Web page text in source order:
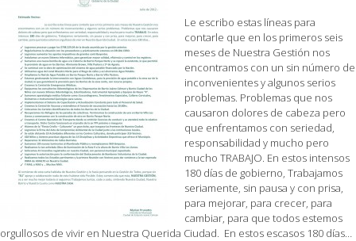
Le escribo estas líneas para
contarle que en los primeros seis
meses de Nuestra Gestión nos
encontramos con un sin número de
inconvenientes y algunos serios
problemas. Problemas que nos
causaron dolores de cabeza pero
que enfrentamos con seriedad,
responsabilidad y mucho pero
mucho TRABAJO. En estos intensos
180 días de gobierno, Trabajamos
seriamente, sin pausa y con prisa,
para mejorar, para crecer, para
cambiar, para que todos estemos
orgullosos de vivir en Nuestra Querida Ciudad. En estos escasos 180 días…